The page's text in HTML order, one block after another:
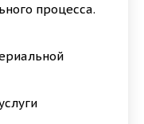
процесса.